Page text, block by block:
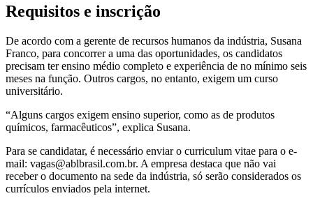
Requisitos e inscrição
De acordo com a gerente de recursos humanos da indústria, Susana
Franco, para concorrer a uma das oportunidades, os candidatos
precisam ter ensino médio completo e experiência de no mínimo seis
meses na função. Outros cargos, no entanto, exigem um curso
universitário.
“Alguns cargos exigem ensino superior, como as de produtos
químicos, farmacêuticos”, explica Susana.
Para se candidatar, é necessário enviar o curriculum vitae para o e-
mail: vagas@ablbrasil.com.br. A empresa destaca que não vai
receber o documento na sede da indústria, só serão considerados os
currículos enviados pela internet.